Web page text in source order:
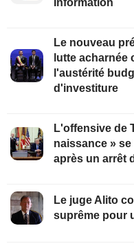
Le nouveau
lutte acharnée
l'austérité
d'investiture
L'offensive de
naissance »
après un arrêt
Le juge Alito
suprême pour